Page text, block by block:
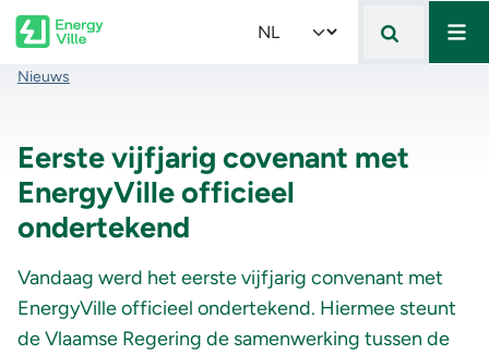
Skip to main content
Select your language
Kruimelpad
Nieuws
Eerste vijfjarig covenant met
EnergyVille officieel
ondertekend
Vandaag werd het eerste vijfjarig convenant met
EnergyVille officieel ondertekend. Hiermee steunt
de Vlaamse Regering de samenwerking tussen de